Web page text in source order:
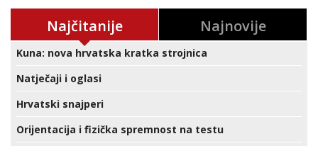
Najčitanije Najnovije
Kuna: nova hrvatska kratka strojnica
Natječaji i oglasi
Hrvatski snajperi
Orijentacija i fizička spremnost na testu